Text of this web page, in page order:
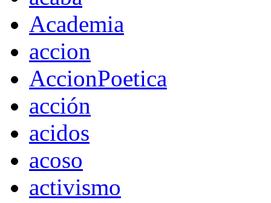
Academia
accion
AccionPoetica
acción
acidos
acoso
activismo